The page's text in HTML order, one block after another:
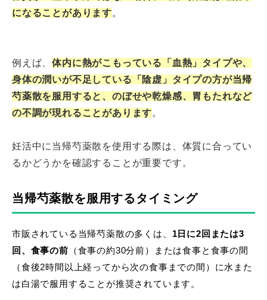
になることがあります。
例えば、体内に熱がこもっている「血熱」タイプや、
身体の潤いが不足している「陰虚」タイプの方が当帰
芍薬散を服用すると、のぼせや乾燥感、胃もたれなど
の不調が現れることがあります。
妊活中に当帰芍薬散を使用する際は、体質に合ってい
るかどうかを確認することが重要です。
当帰芍薬散を服用するタイミング
市販されている当帰芍薬散の多くは、 1日に2回または3
回、食事の前 （食事の約30分前）または食事と食事の間
（食後2時間以上経ってから次の食事までの間）に水また
は白湯で服用することが推奨されています。